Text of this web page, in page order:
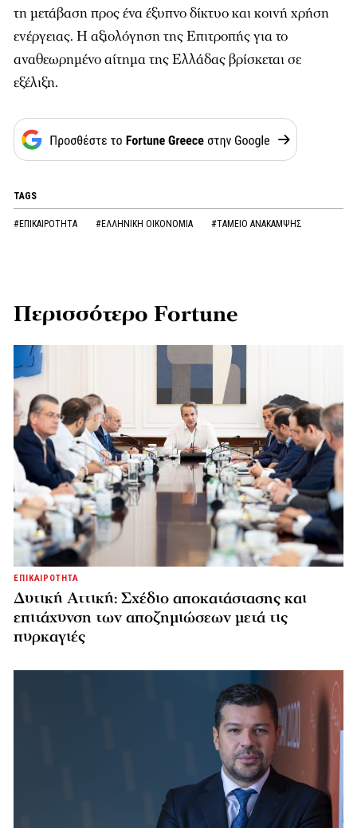
τη μετάβαση προς ένα έξυπνο δίκτυο και κοινή χρήση
ενέργειας. Η αξιολόγηση της Επιτροπής για το
αναθεωρημένο αίτημα της Ελλάδας βρίσκεται σε
εξέλιξη.
TAGS
#ΕΠΙΚΑΙΡΟΤΗΤΑ #ΕΛΛΗΝΙΚΗ ΟΙΚΟΝΟΜΙΑ #ΤΑΜΕΙΟ ΑΝΑΚΑΜΨΗΣ
Περισσότερο Fortune
ΕΠΙΚΑΙΡΟΤΗΤΑ
Δυτική Αττική: Σχέδιο αποκατάστασης και
επιτάχυνση των αποζημιώσεων μετά τις
πυρκαγιές